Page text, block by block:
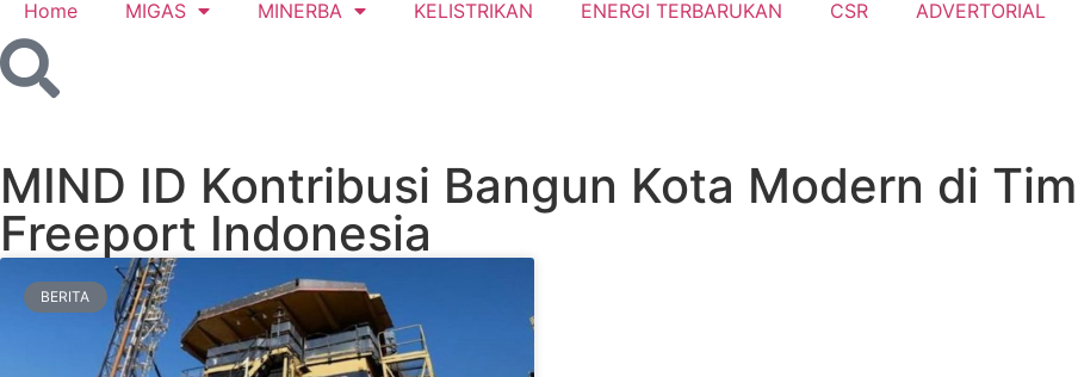
Home MIGAS MINERBA KELISTRIKAN ENERGI TERBARUKAN CSR ADVERTORIAL
MIND ID Kontribusi Bangun Kota Modern di
Freeport Indonesia
BERITA